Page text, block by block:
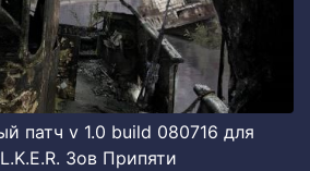
патч v 1.0 build 080716 для
Зов Припяти